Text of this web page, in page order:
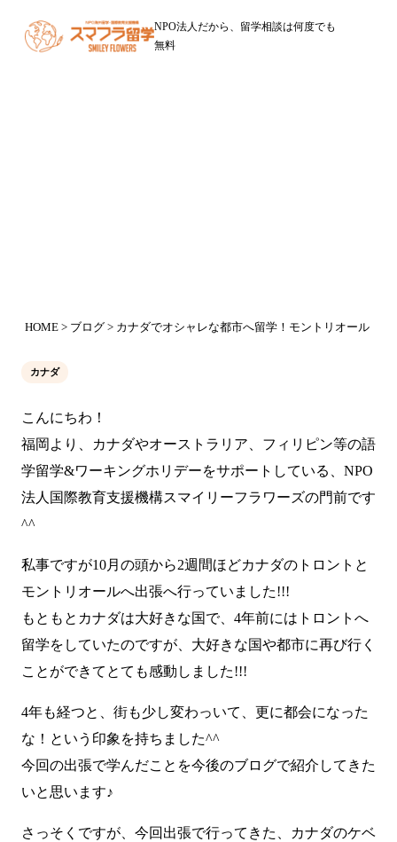
NPO法人だから、留学相談は何度でも
無料
HOME > ブログ > カナダでオシャレな都市へ留学！モントリオール
カナダ
こんにちわ！
福岡より、カナダやオーストラリア、フィリピン等の語
学留学&ワーキングホリデーをサポートしている、NPO
法人国際教育支援機構スマイリーフラワーズの門前です
^^
私事ですが10月の頭から2週間ほどカナダのトロントと
モントリオールへ出張へ行っていました!!!
もともとカナダは大好きな国で、4年前にはトロントへ
留学をしていたのですが、大好きな国や都市に再び行く
ことができてとても感動しました!!!
4年も経つと、街も少し変わっいて、更に都会になった
な！という印象を持ちました^^
今回の出張で学んだことを今後のブログで紹介してきた
いと思います♪
さっそくですが、今回出張で行ってきた、カナダのケベ